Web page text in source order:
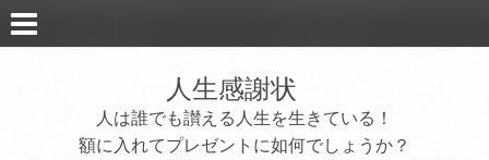
人生感謝状
人は誰でも讃える人生を生きている！
額に入れてプレゼントに如何でしょうか？